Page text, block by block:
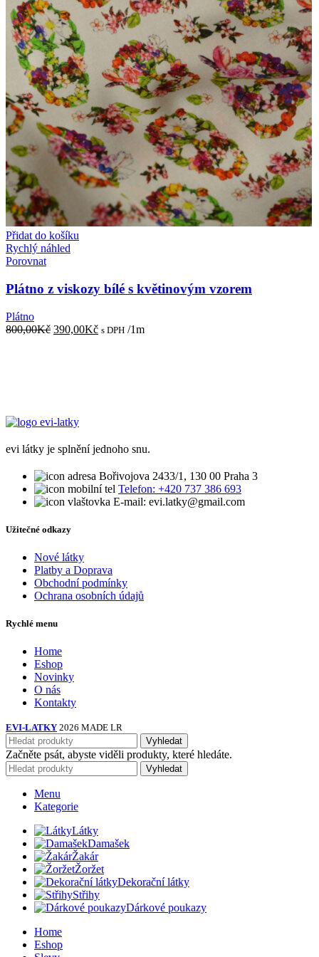
Přidat do košíku
Rychlý náhled
Porovnat
Plátno z viskozy bílé s květinovým vzorem
Plátno
800,00Kč Původní
390,00KčAktuální
s DPH /1m
evi látky je splnění jednoho snu.
Bořivojova 2433/1, 130 00 Praha 3
Telefon: +420 737 386 693
E-mail: evi.latky@gmail.com
Užitečné odkazy
Nové látky
Platby a Doprava
Obchodní podmínky
Ochrana osobních údajů
Rychlé menu
Home
Eshop
Novinky
O nás
Kontakty
EVI-LATKY 2026 MADE LR
Vyhledat
Začněte psát, abyste viděli produkty, které hledáte.
Vyhledat
Menu
Kategorie
Látky
Damašek
Žakár
Žoržet
Dekorační látky
Střihy
Dárkové poukazy
Home
Eshop